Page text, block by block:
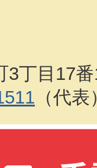
3丁目17
（代表